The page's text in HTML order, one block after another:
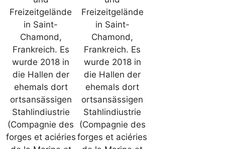
Freizeitgelände
in Saint-
Chamond,
Frankreich. Es
wurde 2018 in
die Hallen der
ehemals dort
ortsansässigen
Stahlindiustrie
(Compagnie des
forges et aciéries
Freizeitgelände
in Saint-
Chamond,
Frankreich. Es
wurde 2018 in
die Hallen der
ehemals dort
ortsansässigen
Stahlindiustrie
(Compagnie des
forges et aciéries